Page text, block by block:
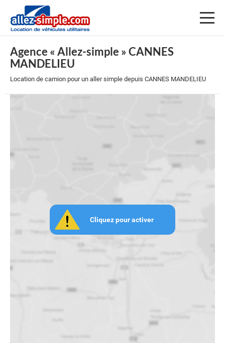
Agence « Allez-simple » CANNES
MANDELIEU
Location de camion pour un aller simple depuis CANNES MANDELIEU
Cliquez pour activer